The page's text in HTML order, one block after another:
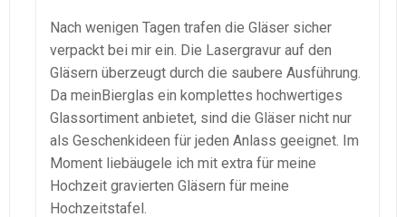
Nach wenigen Tagen trafen die Gläser sicher
verpackt bei mir ein. Die Lasergravur auf den
Gläsern überzeugt durch die saubere Ausführung.
Da meinBierglas ein komplettes hochwertiges
Glassortiment anbietet, sind die Gläser nicht nur
als Geschenkideen für jeden Anlass geeignet. Im
Moment liebäugele ich mit extra für meine
Hochzeit gravierten Gläsern für meine
Hochzeitstafel.